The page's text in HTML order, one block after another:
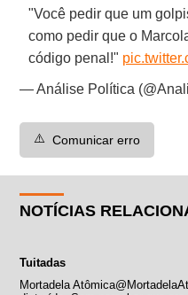
"Você pedir que um
como pedir que o
código penal!"
— Análise Política
⚠️ Comunicar erro
NOTÍCIAS
Tuitadas
Mortadela Atômica‏@MortadelaAtomic"Dormia a nossa pátria mãe tão